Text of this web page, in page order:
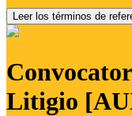
Leer los términos de
Litigio